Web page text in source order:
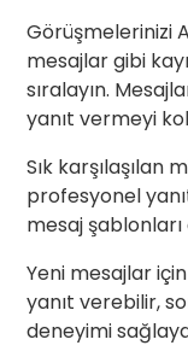
Görüşmelerinizi
mesajlar gibi
sıralayın.
yanıt vermeyi
Sık karşılaşılan
profesyonel
mesaj
Yeni mesajlar
yanıt verebilir,
deneyimi